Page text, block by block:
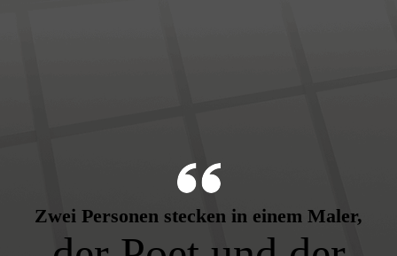
Zwei Personen stecken in einem Maler,